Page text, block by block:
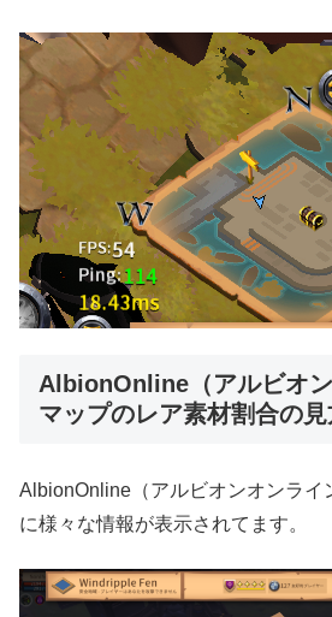
AlbionOnline（アルビオン
マップのレア素材割合の見
AlbionOnline（アルビオンオンライ
に様々な情報が表示されてます。